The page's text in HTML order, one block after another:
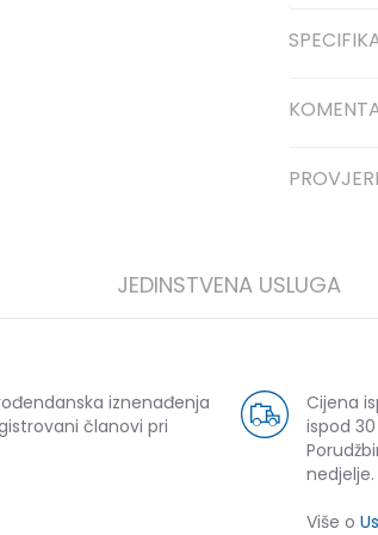
JEDINSTVENA USLUGA
iznenađenja
članovi pri
Cijena
ispod 30
nedjelje.
Više o